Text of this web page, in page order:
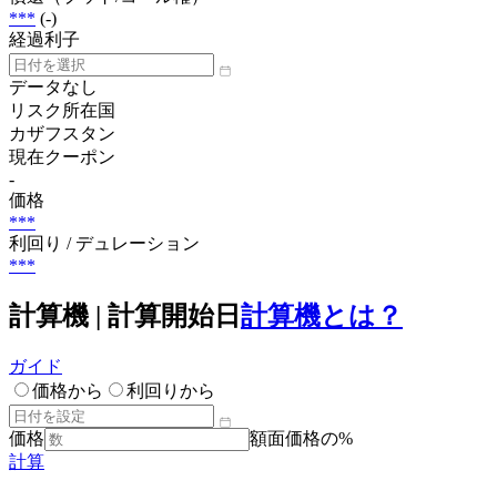
*** (-)
経過利子
データなし
リスク所在国
カザフスタン
現在クーポン
-
価格
***
利回り / デュレーション
***
計算機 | 計算開始日 計算機とは？
ガイド
価格から
利回りから
価格
額面価格の%
計算